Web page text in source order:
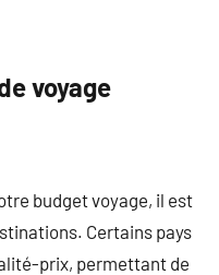
voyage
budget voyage, il est
Certains pays
prix, permettant de